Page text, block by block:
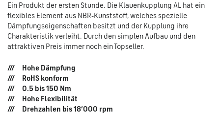
Über uns
Historie
Kontakt
Niederlassungen
Ein Produkt der ersten Stunde. Die Klauenkupplung AL hat ein
flexibles Element aus NBR-Kunststoff, welches spezielle
Dämpfungseigenschaften besitzt und der Kupplung ihre
Charakteristik verleiht. Durch den simplen Aufbau und den
attraktiven Preis immer noch ein Topseller.
Hohe Dämpfung
RoHS konform
0.5 bis 150 Nm
Hohe Flexibilität
Drehzahlen bis 18‘000 rpm